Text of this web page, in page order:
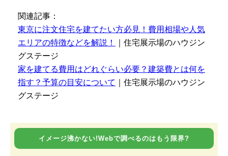
関連記事：
東京に注文住宅を建てたい方必見！費用相場や人気
エリアの特徴などを解説！
｜住宅展示場のハウジン
グステージ
家を建てる費用はどれぐらい必要？建築費とは何を
指す？予算の目安について
｜住宅展示場のハウジン
グステージ
イメージ沸かない!Webで調べるのはもう限界?